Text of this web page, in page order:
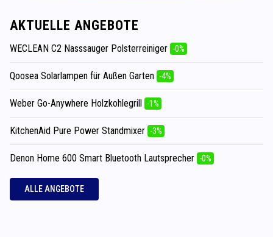
AKTUELLE ANGEBOTE
WECLEAN C2 Nasssauger Polsterreiniger -0%
Qoosea Solarlampen für Außen Garten -4%
Weber Go-Anywhere Holzkohlegrill -1%
KitchenAid Pure Power Standmixer -3%
Denon Home 600 Smart Bluetooth Lautsprecher -0%
ALLE ANGEBOTE